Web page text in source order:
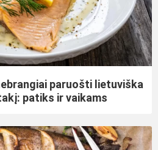
paruošti lietuviška
patiks ir vaikams